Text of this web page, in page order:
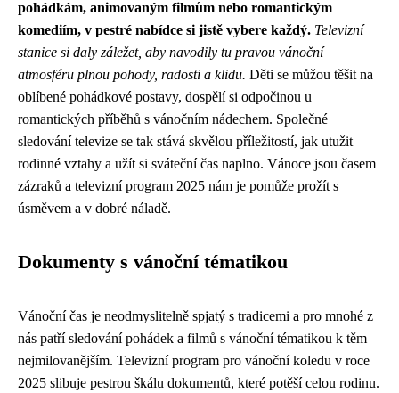
pohádkám, animovaným filmům nebo romantickým
komediím, v pestré nabídce si jistě vybere každý. Televizní
stanice si daly záležet, aby navodily tu pravou vánoční
atmosféru plnou pohody, radosti a klidu. Děti se můžou těšit na
oblíbené pohádkové postavy, dospělí si odpočinou u
romantických příběhů s vánočním nádechem. Společné
sledování televize se tak stává skvělou příležitostí, jak utužit
rodinné vztahy a užít si sváteční čas naplno. Vánoce jsou časem
zázraků a televizní program 2025 nám je pomůže prožít s
úsměvem a v dobré náladě.
Dokumenty s vánoční tématikou
Vánoční čas je neodmyslitelně spjatý s tradicemi a pro mnohé z
nás patří sledování pohádek a filmů s vánoční tématikou k těm
nejmilovanějším. Televizní program pro vánoční koledu v roce
2025 slibuje pestrou škálu dokumentů, které potěší celou rodinu.